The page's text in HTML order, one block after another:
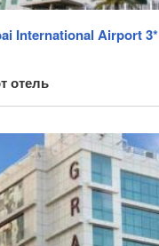
International Airport 3*
отель